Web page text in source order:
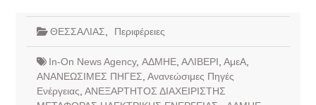
ΘΕΣΣΑΛΙΑΣ Περιφέρειες
In-On News Agency, ΑΔΜΗΕ, ΑΛΙΒΕΡΙ ΑμεΑ,
ΑΝΑΝΕΩΣΙΜΕΣ ΠΗΓΕΣ Ανανεώσιμες Πηγές
Ενέργειας ΑΝΕΞΑΡΤΗΤΟΣ ΔΙΑΧΕΙΡΙΣΤΗΣ